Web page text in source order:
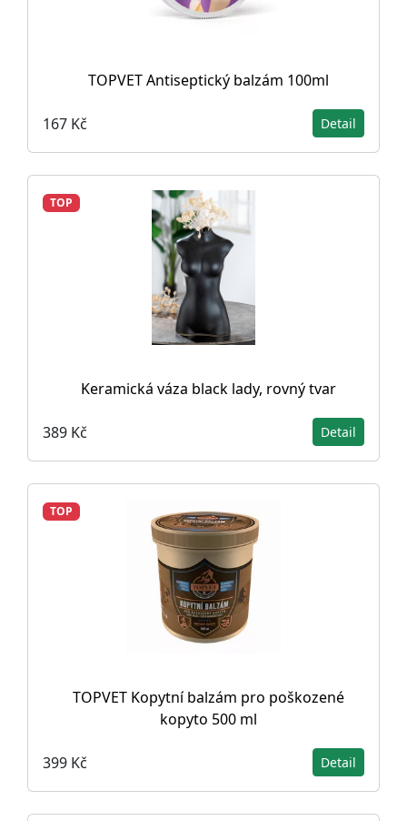
TOPVET Antiseptický balzám 100ml
167 Kč Detail
TOP
Keramická váza black lady, rovný tvar
389 Kč Detail
TOP
TOPVET Kopytní balzám pro poškozené
kopyto 500 ml
399 Kč Detail